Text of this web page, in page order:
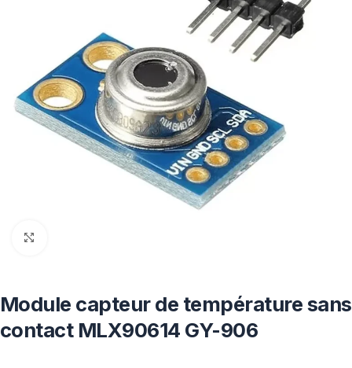
Module capteur de température sans
contact MLX90614 GY-906